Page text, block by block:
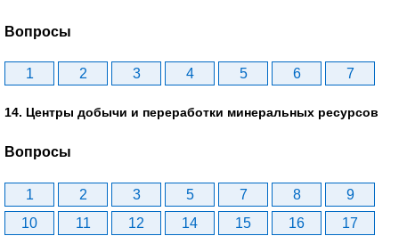
Вопросы
1 2 3 4 5 6 7
14. Центры добычи и переработки минеральных ресурсов
Вопросы
1 2 3 5 7 8
9
10
11 12 14 15 16 17